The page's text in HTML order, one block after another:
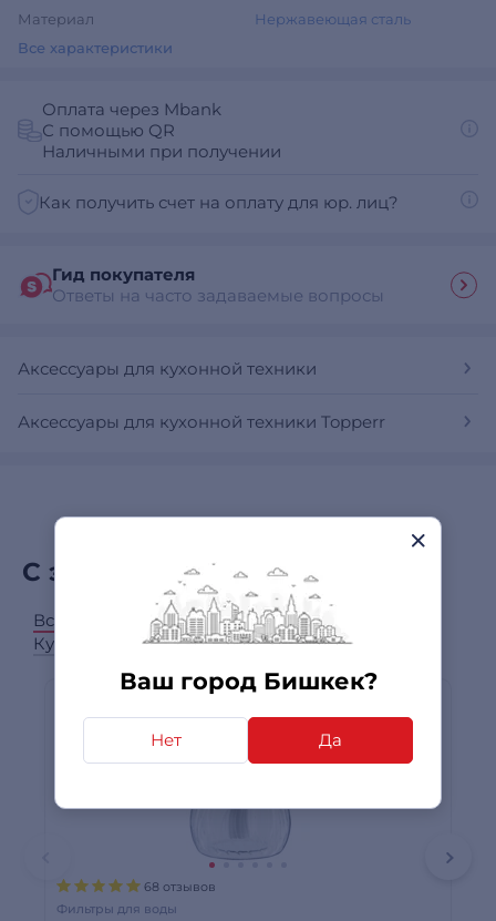
Ваш город Бишкек?
Нет Да
Материал
Нержавеющая сталь
Все характеристики
Оплата через Mbank
С помощью QR
Наличными при получении
Как получить счет на оплату для юр. лиц?
Гид покупателя
Ответы на часто задаваемые вопросы
Аксессуары для кухонной техники
Аксессуары для кухонной техники Topperr
С этим товаром покупают
Все категорииФильтры для воды
Кухонные комбайныМикроволновые печи
68 отзывов
Фильтры для воды